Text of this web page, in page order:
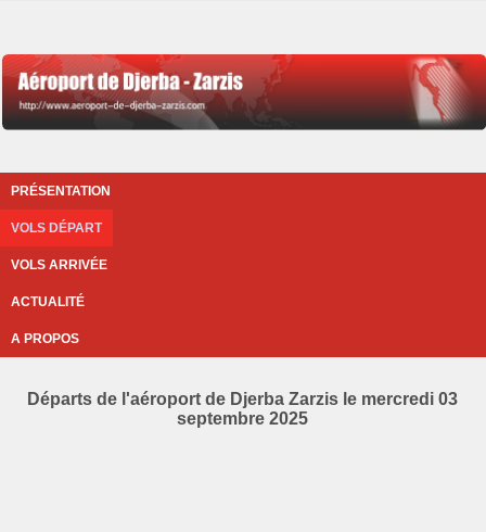
PRÉSENTATION
VOLS DÉPART
VOLS ARRIVÉE
ACTUALITÉ
A PROPOS
Départs de l'aéroport de Djerba Zarzis le mercredi 03
septembre 2025